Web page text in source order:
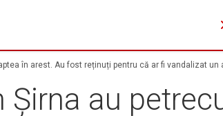
în arest. Au fost reținuți pentru că ar fi vandalizat
Șirna au